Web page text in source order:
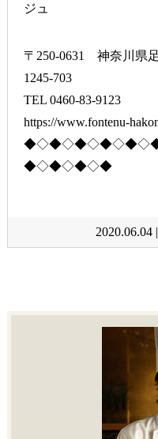
ジュ
〒250-0631 神奈川県
1245-703
TEL 0460-83-9123
https://www.fontenu-
◆◇◆◇◆◇◆
2020.06.04